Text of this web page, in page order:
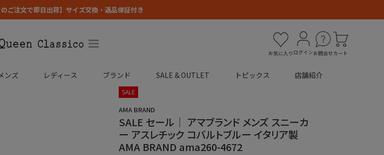
のご注文で即日出荷】サイズ交換・返品保証付き
お気に入り ログインお問合せカート
ンズ レディース ブランド SALE & OUTLET トピックス 店舗紹介
SALE
AMA BRAND
SALE セール｜ アマブランド メンズ スニーカ
ー アスレチック コバルトブルー イタリア製
AMA BRAND ama260-4672